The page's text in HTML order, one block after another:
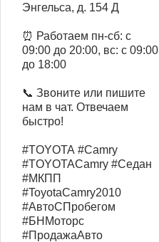
Энгельса, д. 154 Д
⏰ Работаем пн-сб: с
09:00 до 20:00, вс: с 09:00
до 18:00
📞 Звоните или пишите
нам в чат. Отвечаем
быстро!
#TOYOTA #Camry
#TOYOTACamry #Седан
#МКПП
#ToyotaCamry2010
#АвтоСПробегом
#БНМоторс
#ПродажаАвто